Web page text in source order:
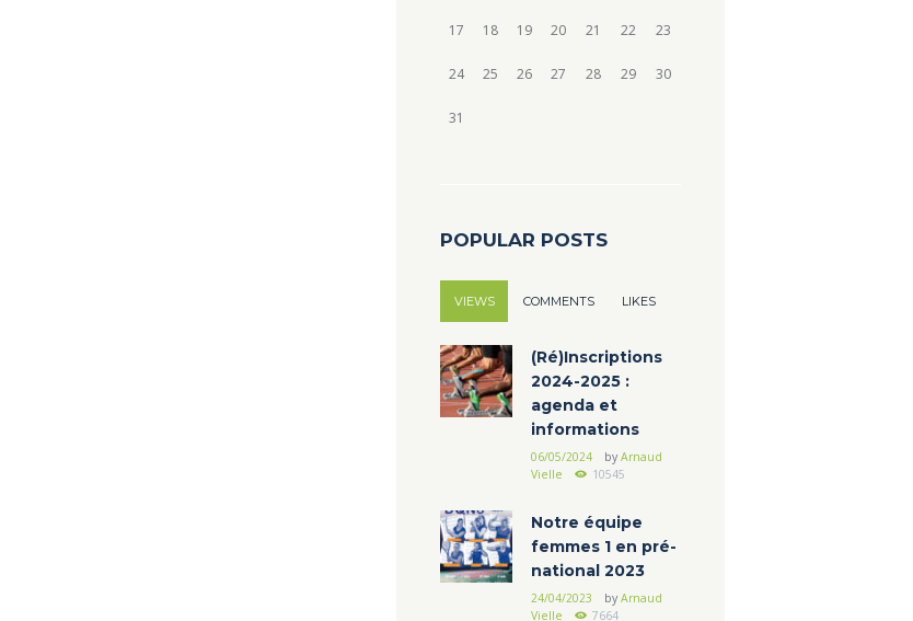
17 18 19 20 21 22 23
24 25 26 27 28 29 30
31
POPULAR POSTS
VIEWS COMMENTS LIKES
(Ré)Inscriptions
2024-2025 :
agenda et
informations
06/05/2024 by Arnaud
Vielle
10545
Notre équipe
femmes 1 en pré-
national 2023
24/04/2023 by Arnaud
Vielle
7664